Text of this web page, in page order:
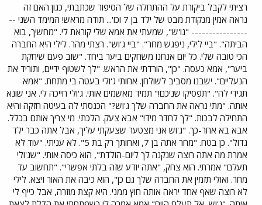
רציתי לקבל ביקורת על ההתחלה של הסיפור שכתבתי, כגון האם זה
נראה אמין מנקודת מבט של ילד בן 7 וכו'... תודה מראש! המימד השני --
---------------- "גו'ש", שמעתי את אמא שלי קוראת לי. "מחשיך, בוא
הביתה". "ביי לילי, ניפגש מחר". "ביי ג'וש". רצתי מהר. לילי היא החברה
הכי טובה שלי. כל יום אנחנו משחקים ביער ביחד. "שוב פעם שיחקת
ביער", אמא כעסה. "כן", הורדתי את הראש. "לך לשטוף ידיים, ותוריד את
הנעליים". ישבנו מסביב לשולחן. אחותי ג'ולי בעטה בי מתחת. "אמא
תגידי לה". "תפסיקו שניכם!" תמיד מאשמים אותי. ג'ולי חייכה לי. אני שונא
אותה. "מתי נראה את החברה שלך ג'וש?" הכנסתי לה בעיטה חזקה והיא
התחילה לבכות. "לך לחדר מיד!" אבא צעק. הלכתי. מי צריך אותם בכלל.
אבא בא אחר-כך. "ג'וש אני מצטער שצעקתי עליך, אבל אתה כבר ילד
גדול". כן בטח. "מחר אתה בן 7, ואחותך רק בת 5". לא עניתי. "עוד לא
אמרת מה אתה רוצה שנקנה לך ליום-הולדת", הוא כיסה אותי. "שג'ולי
תעלם" אמרתי. הוא צחק, "אתה יודע שזה בלתי אפשרי". "תחשוב עד
מחר. ואולי תזמין את החברה שלך גם כן", הוא כיבה את האור ויצא. לילי
לא רוצה שאף אחד יראה אותה חוץ ממני. היא קצת מוזרה, אבל כייף לי